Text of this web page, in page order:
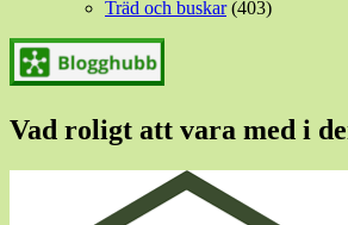
Träd och buskar(403)
Vad roligt att vara med i